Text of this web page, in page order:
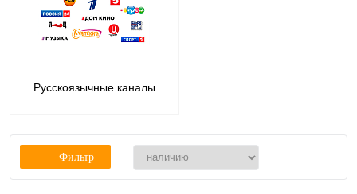
Русскоязычные каналы
Фильтр